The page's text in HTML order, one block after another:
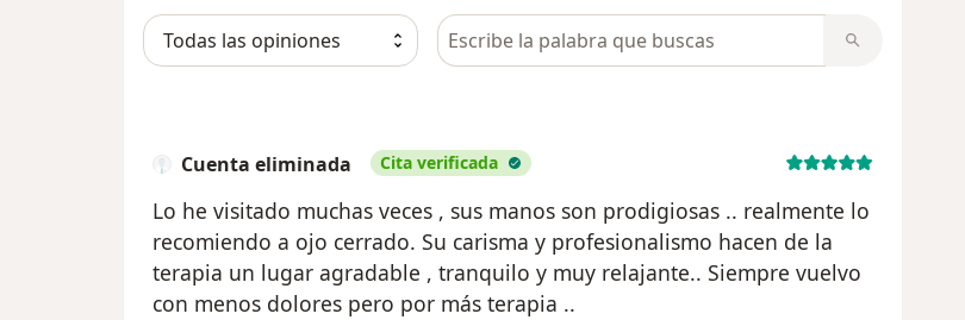
Busca en opiniones
Cuenta eliminada Cita verificada
Lo he visitado muchas veces , sus manos son prodigiosas .. realmente lo
recomiendo a ojo cerrado. Su carisma y profesionalismo hacen de la
terapia un lugar agradable , tranquilo y muy relajante.. Siempre vuelvo
con menos dolores pero por más terapia ..